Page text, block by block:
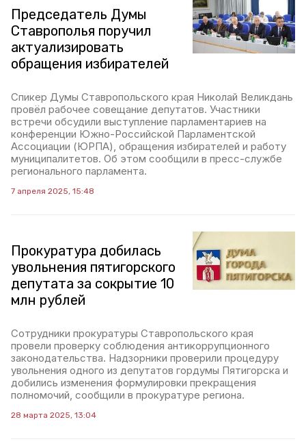
Председатель Думы
Ставрополья поручил
актуализировать
обращения избирателей
Спикер Думы Ставропольского края Николай Великдань
провёл рабочее совещание депутатов. Участники
встречи обсудили выступление парламентариев на
конференции Южно-Российской Парламентской
Ассоциации (ЮРПА), обращения избирателей и работу
муниципалитетов. Об этом сообщили в пресс-службе
регионального парламента.
7 апреля 2025, 15:48
Прокуратура добилась
увольнения пятигорского
депутата за сокрытие 10
млн рублей
Сотрудники прокуратуры Ставропольского края
провели проверку соблюдения антикоррупционного
законодательства. Надзорники проверили процедуру
увольнения одного из депутатов гордумы Пятигорска и
добились изменения формулировки прекращения
полномочий, сообщили в прокуратуре региона.
28 марта 2025, 13:04